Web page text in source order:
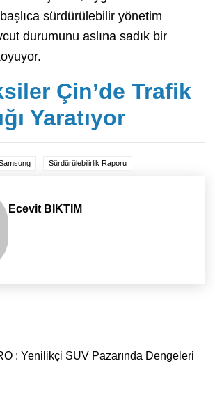
sürdürülebilir yönetim
durumunu aslına sadık bir
Çin’de Trafik
Yaratıyor
Sürdürülebilirlik Raporu
Ecevit BIKTIM
: Yenilikçi SUV Pazarında Dengeleri